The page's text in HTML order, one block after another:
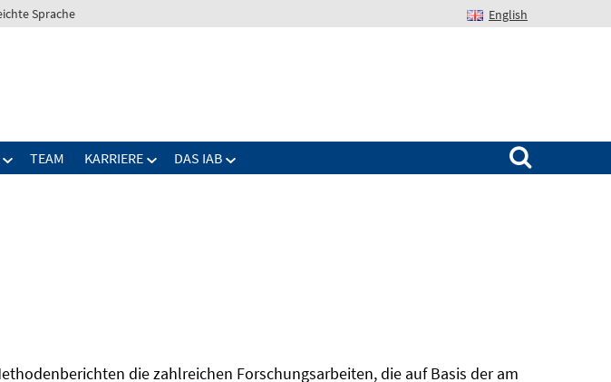
Sprache English
TEAM KARRIERE DAS IAB
Suchen nach:
die zahlreichen Forschungsarbeiten, die auf Basis der am